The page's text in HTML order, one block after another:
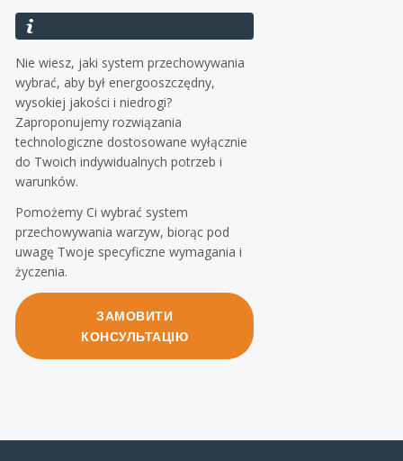
Nie wiesz, jaki system przechowywania
wybrać, aby był energooszczędny,
wysokiej jakości i niedrogi?
Zaproponujemy rozwiązania
technologiczne dostosowane wyłącznie
do Twoich indywidualnych potrzeb i
warunków.
Pomożemy Ci wybrać system
przechowywania warzyw, biorąc pod
uwagę Twoje specyficzne wymagania i
życzenia.
ЗАМОВИТИ
КОНСУЛЬТАЦІЮ